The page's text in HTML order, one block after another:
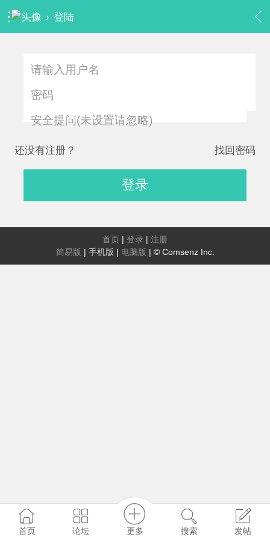
› 登陆
安全提问(未设置请忽略)
还没有注册？ 找回密码
登录
首页 | 登录 | 注册
简易版 | 手机版 | 电脑版 | © Comsenz Inc.
首页 论坛 更多 搜索 发帖